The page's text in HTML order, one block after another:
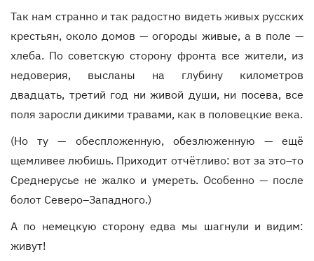
Так нам странно и так радостно видеть живых русских
крестьян, около домов — огороды живые, а в поле —
хлеба. По советскую сторону фронта все жители, из
недоверия, высланы на глубину километров
двадцать, третий год ни живой души, ни посева, все
поля заросли дикими травами, как в половецкие века.
(Но ту — обеспложенную, обезлюженную — ещё
щемливее любишь. Приходит отчётливо: вот за это–то
Среднерусье не жалко и умереть. Особенно — после
болот Северо–Западного.)
А по немецкую сторону едва мы шагнули и видим:
живут!